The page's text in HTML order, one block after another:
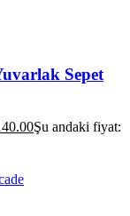
Sepet
Şu andaki fiyat: